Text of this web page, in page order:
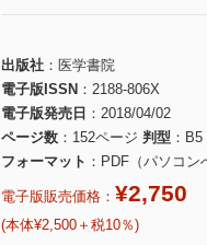
出版社
医学書院
電子版ISSN
2188-806X
電子版発売日
2018/04/02
ページ数
152ページ 判型
B5
フォーマット
PDF（パソコン
電子版販売価格： ¥2,750
(本体¥2,500＋税10％)